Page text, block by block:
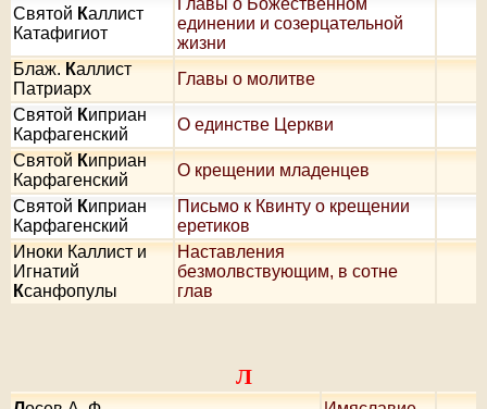
Святой Каллист
Катафигиот
единении и созерцательной
жизни
Блаж.Каллист
Патриарх
Главы о молитве
Святой Киприан
Карфагенский
О единстве Церкви
СвятойКиприан
Карфагенский
О крещении младенцев
Святой Киприан
Карфагенский
Письмо к Квинту о крещении
еретиков
Иноки Каллист и
Игнатий
Ксанфопулы
Наставления
безмолвствующим, в сотне
глав
Л